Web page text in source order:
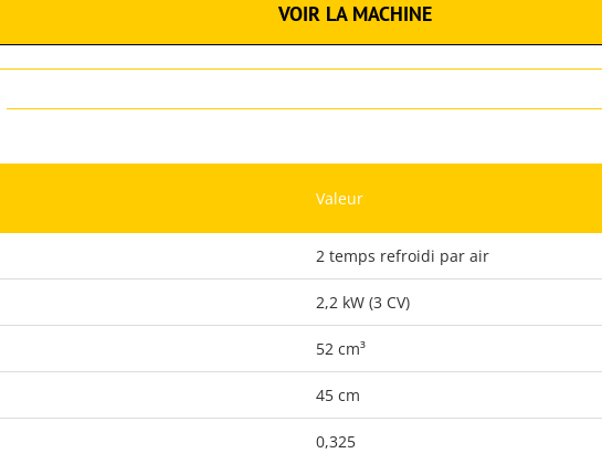
VOIR LA MACHINE
Valeur
2 temps refroidi par air
2,2 kW (3 CV)
52 cm³
45 cm
0,325